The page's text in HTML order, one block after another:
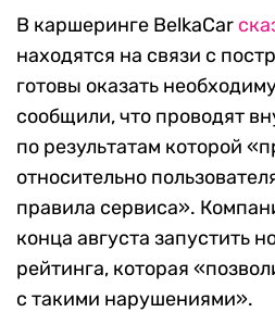
В каршеринге BelkaCar
находятся на связи с
готовы оказать
сообщили, что проводят
по результатам которой
относительно
правила сервиса».
конца августа запустить
рейтинга, которая
с такими нарушениями».